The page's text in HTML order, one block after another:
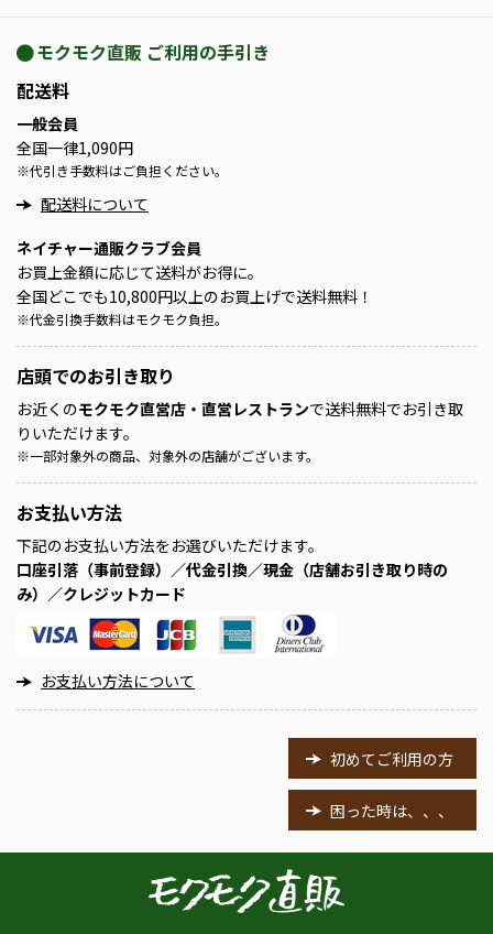
モクモク直販 ご利用の手引き
配送料
一般会員
全国一律1,090円
※代引き手数料はご負担ください。
配送料について
ネイチャー通販クラブ会員
お買上金額に応じて送料がお得に。
全国どこでも10,800円以上のお買上げで送料無料！
※代金引換手数料はモクモク負担。
店頭でのお引き取り
お近くのモクモク直営店・直営レストランで送料無料でお引き取
りいただけます。
※一部対象外の商品、対象外の店舗がございます。
お支払い方法
下記のお支払い方法をお選びいただけます。
口座引落（事前登録）／代金引換／現金（店舗お引き取り時の
み）／クレジットカード
お支払い方法について
初めてご利用の方
困った時は、、、